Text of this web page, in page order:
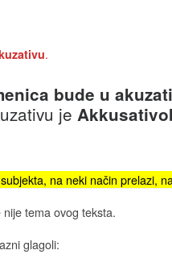
.
bude u
je
na neki način prelazi,
tema ovog teksta.
glagoli: